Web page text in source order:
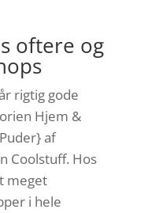
oftere og
rigtig gode
Hjem &
af
Coolstuff. Hos
meget
i hele